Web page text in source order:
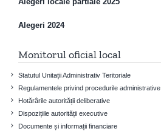
Alegeri 2024
Monitorul oficial local
Statutul Unitații Administrativ Teritoriale
Regulamentele privind procedurile administrative
Hotărârile autorității deliberative
Dispozițiile autorității executive
Documente și informații financiare